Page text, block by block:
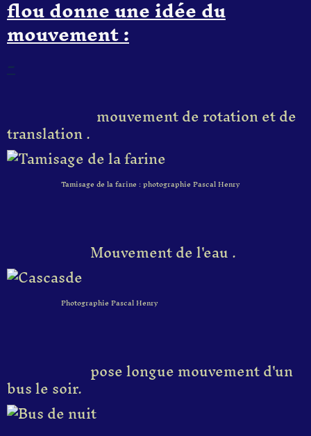
flou donne une idée du
mouvement :
mouvement de rotation et de
translation .
Tamisage de la farine : photographie Pascal Henry
Mouvement de l'eau .
Photographie Pascal Henry
pose longue mouvement d'un
bus le soir.